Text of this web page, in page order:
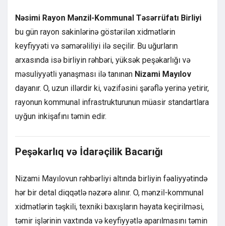
Nəsimi Rayon Mənzil-Kommunal Təsərrüfatı Birliyi
bu gün rayon sakinlərinə göstərilən xidmətlərin
keyfiyyəti və səmərəliliyi ilə seçilir. Bu uğurların
arxasında isə birliyin rəhbəri, yüksək peşəkarlığı və
məsuliyyətli yanaşması ilə tanınan Nizami Mayılov
dayanır. O, uzun illərdir ki, vəzifəsini şərəflə yerinə yetirir,
rayonun kommunal infrastrukturunun müasir standartlara
uyğun inkişafını təmin edir.
Peşəkarlıq və İdarəçilik Bacarığı
Nizami Mayılovun rəhbərliyi altında birliyin fəaliyyətində
hər bir detal diqqətlə nəzərə alınır. O, mənzil-kommunal
xidmətlərin təşkili, texniki baxışların həyata keçirilməsi,
təmir işlərinin vaxtında və keyfiyyətlə aparılmasını təmin